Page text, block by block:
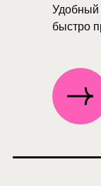
Удобный
быстро